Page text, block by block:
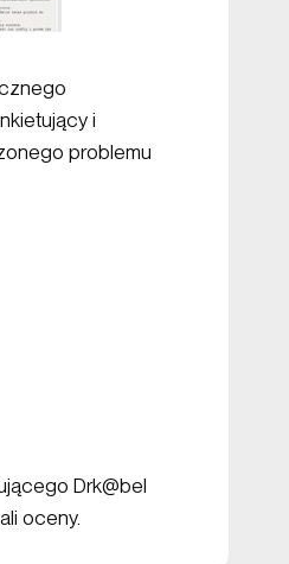
i
problemu
Drk@bel
oceny.